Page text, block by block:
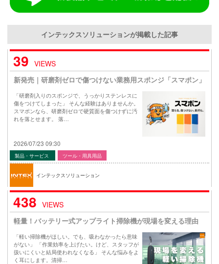
インテックスソリューションが掲載した記事
39 VIEWS
新発売｜研磨剤ゼロで傷つけない業務用スポンジ「スマポン」
「研磨剤入りのスポンジで、うっかりステンレスに
傷をつけてしまった」 そんな経験はありませんか。
スマポンなら、研磨剤ゼロで硬質面を傷つけずに汚
れを落とせます。 落…
2026/07/23 09:30
製品・サービス ツール・用具用品
インテックスソリューション
438 VIEWS
軽量！バッテリー式アップライト掃除機が現場を変える理由
「軽い掃除機がほしい。でも、吸わなかったら意味
がない」 「作業効率を上げたい。けど、スタッフが
扱いにくいと結局使われなくなる」 そんな悩みをよ
く耳にします。清掃…